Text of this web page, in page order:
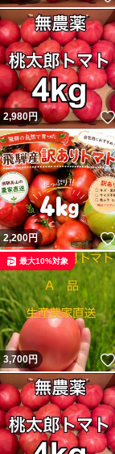
2,980円
2,200円
3,700円
最大10%対象